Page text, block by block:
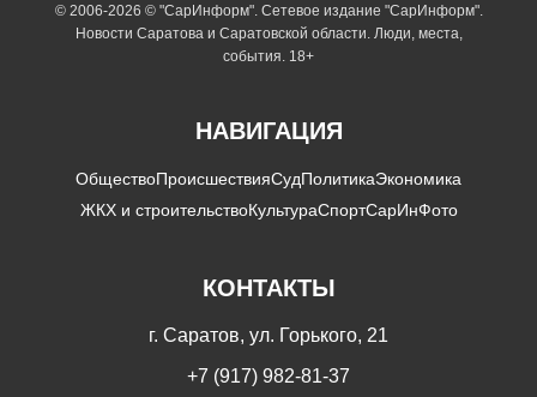
© 2006-2026 © "СарИнформ". Сетевое издание "СарИнформ".
Новости Саратова и Саратовской области. Люди, места,
события. 18+
НАВИГАЦИЯ
ОбществоПроисшествияСудПолитикаЭкономика
ЖКХ и строительствоКультураСпортСарИнФото
КОНТАКТЫ
г. Саратов, ул. Горького, 21
+7 (917) 982-81-37